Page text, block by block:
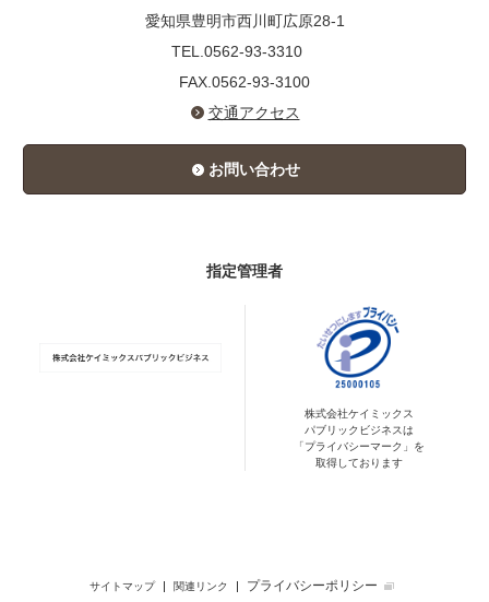
愛知県豊明市西川町広原28-1
TEL.0562-93-3310
FAX.0562-93-3100
交通アクセス
お問い合わせ
指定管理者
株式会社ケイミックス
パブリックビジネスは
「プライバシーマーク」を
取得しております
サイトマップ 関連リンク プライバシーポリシー